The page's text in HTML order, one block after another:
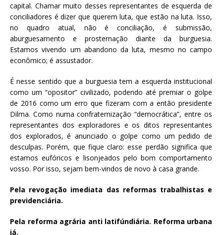
capital. Chamar muito desses representantes de esquerda de
conciliadores é dizer que querem luta, que estão na luta. Isso,
no quadro atual, não é conciliação, é submissão,
aburguesamento e prosternação diante da burguesia.
Estamos vivendo um abandono da luta, mesmo no campo
econômico; é assustador.
É nesse sentido que a burguesia tem a esquerda institucional
como um “opositor” civilizado, podendo até premiar o golpe
de 2016 como um erro que fizeram com a então presidente
Dilma. Como numa confraternização “democrática”, entre os
representantes dos exploradores e os ditos representantes
dos explorados, é anunciado o golpe como um pedido de
desculpas. Porém, que fique claro: esse perdão significa que
estamos eufóricos e lisonjeados pelo bom comportamento
vosso. Por isso, sejam bem-vindos de novo à casa grande.
Pela revogação imediata das reformas trabalhistas e
previdenciária.
Pela reforma agrária anti latifúndiária. Reforma urbana
já.